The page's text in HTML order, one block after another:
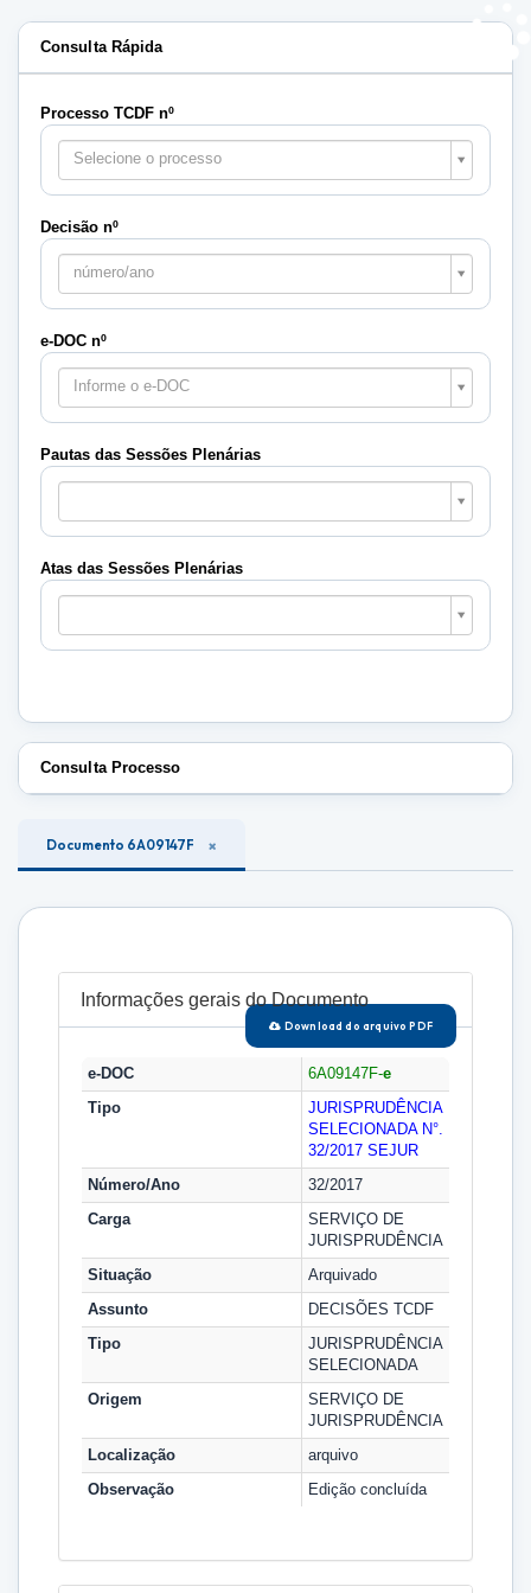
Consulta Rápida
Processo TCDF nº
Selecione o processo
Decisão nº
número/ano
e-DOC nº
Informe o e-DOC
Pautas das Sessões Plenárias
Pautas
Sessões
Plenárias
Atas das Sessões Plenárias
Atas
Sessões
Plenárias
Consulta Processo
Documento 6A09147F
Informações gerais do Documento
Download do arquivo PDF
e-DOC 6A09147F-e
Tipo
JURISPRUDÊNCIA
SELECIONADA N°.
32/2017 SEJUR
Número/Ano
32/2017
Carga
SERVIÇO DE
JURISPRUDÊNCIA
Situação
Arquivado
Assunto
DECISÕES TCDF
Tipo
JURISPRUDÊNCIA
SELECIONADA
Origem
SERVIÇO DE
JURISPRUDÊNCIA
Localização
arquivo
Observação
Edição concluída